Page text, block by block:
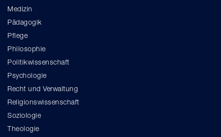
Medizin
Pädagogik
Pflege
Philosophie
Politikwissenschaft
Psychologie
Recht und Verwaltung
Religionswissenschaft
Soziologie
Theologie